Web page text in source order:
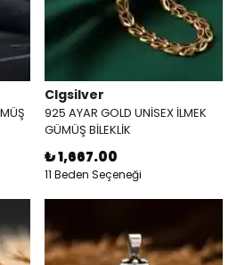
Clgsilver
925 AYAR GOLD UNİSEX İLMEK
GÜMÜŞ BİLEKLİK
₺ 1,667.00
11 Beden Seçeneği